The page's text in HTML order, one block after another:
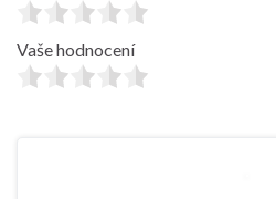
Vaše hodnocení